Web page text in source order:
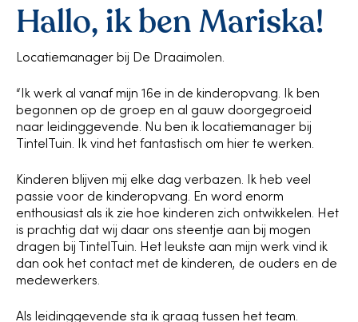
Hallo, ik ben Mariska!
Locatiemanager bij De Draaimolen.
“Ik werk al vanaf mijn 16e in de kinderopvang. Ik ben
begonnen op de groep en al gauw doorgegroeid
naar leidinggevende. Nu ben ik locatiemanager bij
TintelTuin. Ik vind het fantastisch om hier te werken.
Kinderen blijven mij elke dag verbazen. Ik heb veel
passie voor de kinderopvang. En word enorm
enthousiast als ik zie hoe kinderen zich ontwikkelen. Het
is prachtig dat wij daar ons steentje aan bij mogen
dragen bij TintelTuin. Het leukste aan mijn werk vind ik
dan ook het contact met de kinderen, de ouders en de
medewerkers.
Als leidinggevende sta ik graag tussen het team.